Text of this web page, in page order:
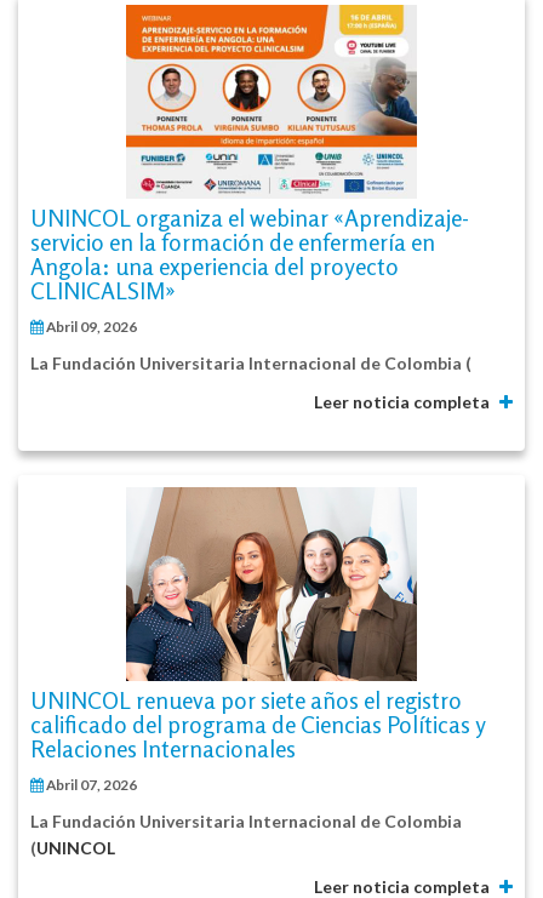
UNINCOL organiza el webinar «Aprendizaje-
servicio en la formación de enfermería en
Angola: una experiencia del proyecto
CLINICALSIM»
Abril 09, 2026
La Fundación Universitaria Internacional de Colombia (
Leer noticia completa
UNINCOL renueva por siete años el registro
calificado del programa de Ciencias Políticas y
Relaciones Internacionales
Abril 07, 2026
La Fundación Universitaria Internacional de Colombia
(UNINCOL
Leer noticia completa